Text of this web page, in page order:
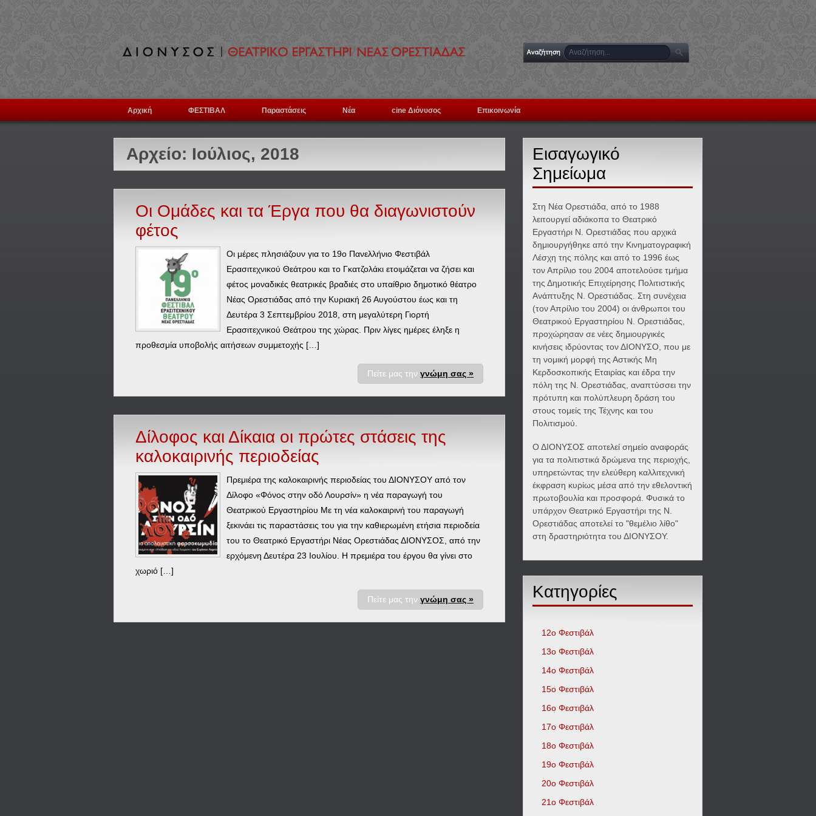
Αρχική ΦΕΣΤΙΒΑΛ Παραστάσεις Νέα cine Διόνυσος Επικοινωνία
Αρχείο: Ιούλιος, 2018
Οι Ομάδες και τα Έργα που θα διαγωνιστούν
φέτος
Οι μέρες πλησιάζουν για το 19ο Πανελλήνιο Φεστιβάλ
Ερασιτεχνικού Θεάτρου και το Γκατζολάκι ετοιμάζεται να ζήσει και
φέτος μοναδικές θεατρικές βραδιές στο υπαίθριο δημοτικό θέατρο
Νέας Ορεστιάδας από την Κυριακή 26 Αυγούστου έως και τη
Δευτέρα 3 Σεπτεμβρίου 2018, στη μεγαλύτερη Γιορτή
Ερασιτεχνικού Θεάτρου της χώρας. Πριν λίγες ημέρες έληξε η
προθεσμία υποβολής αιτήσεων συμμετοχής […]
Πείτε μας την γνώμη σας »
Δίλοφος και Δίκαια οι πρώτες στάσεις της
καλοκαιρινής περιοδείας
Πρεμιέρα της καλοκαιρινής περιοδείας του ΔΙΟΝΥΣΟΥ από τον
Δίλοφο «Φόνος στην οδό Λουρσίν» η νέα παραγωγή του
Θεατρικού Εργαστηρίου Με τη νέα καλοκαιρινή του παραγωγή
ξεκινάει τις παραστάσεις του για την καθιερωμένη ετήσια περιοδεία
του το Θεατρικό Εργαστήρι Νέας Ορεστιάδας ΔΙΟΝΥΣΟΣ, από την
ερχόμενη Δευτέρα 23 Ιουλίου. Η πρεμιέρα του έργου θα γίνει στο
χωριό […]
Πείτε μας την γνώμη σας »
Εισαγωγικό
Σημείωμα
Στη Νέα Ορεστιάδα, από το 1988
λειτουργεί αδιάκοπα το Θεατρικό
Εργαστήρι Ν. Ορεστιάδας που αρχικά
δημιουργήθηκε από την Κινηματογραφική
Λέσχη της πόλης και από το 1996 έως
τον Απρίλιο του 2004 αποτελούσε τμήμα
της Δημοτικής Επιχείρησης Πολιτιστικής
Ανάπτυξης Ν. Ορεστιάδας. Στη συνέχεια
(τον Απρίλιο του 2004) οι άνθρωποι του
Θεατρικού Εργαστηρίου Ν. Ορεστιάδας,
προχώρησαν σε νέες δημιουργικές
κινήσεις ιδρύοντας τον ΔΙΟΝΥΣΟ, που με
τη νομική μορφή της Αστικής Μη
Κερδοσκοπικής Εταιρίας και έδρα την
πόλη της Ν. Ορεστιάδας, αναπτύσσει την
πρότυπη και πολύπλευρη δράση του
στους τομείς της Τέχνης και του
Πολιτισμού.
Ο ΔΙΟΝΥΣΟΣ αποτελεί σημείο αναφοράς
για τα πολιτιστικά δρώμενα της περιοχής,
υπηρετώντας την ελεύθερη καλλιτεχνική
έκφραση κυρίως μέσα από την εθελοντική
πρωτοβουλία και προσφορά. Φυσικά το
υπάρχον Θεατρικό Εργαστήρι της Ν.
Ορεστιάδας αποτελεί το "θεμέλιο λίθο"
στη δραστηριότητα του ΔΙΟΝΥΣΟΥ.
Κατηγορίες
12o Φεστιβάλ
13ο Φεστιβάλ
14ο Φεστιβάλ
15ο Φεστιβάλ
16ο Φεστιβάλ
17ο Φεστιβάλ
18ο Φεστιβάλ
19ο Φεστιβάλ
20ο Φεστιβάλ
21ο Φεστιβάλ